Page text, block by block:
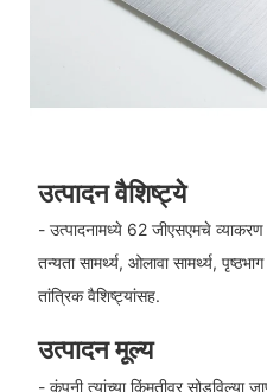
उत्पादन वैशिष्ट्ये
- उत्पादनामध्ये 62 जीएसएमचे
तन्यता सामर्थ्य, ओलावा सामर्थ्य,
तांत्रिक वैशिष्ट्यांसह.
उत्पादन मूल्य
- कंपनी त्यांच्या किंमतीवर सोडविल्या